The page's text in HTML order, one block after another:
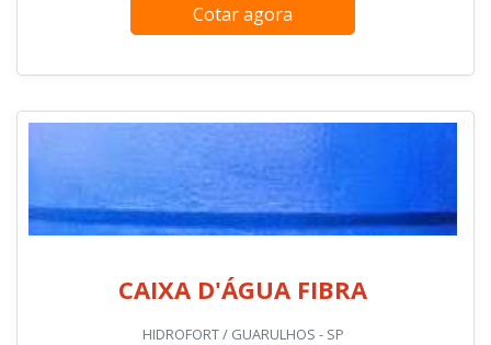
Cotar agora
CAIXA D'ÁGUA FIBRA
HIDROFORT / GUARULHOS - SP